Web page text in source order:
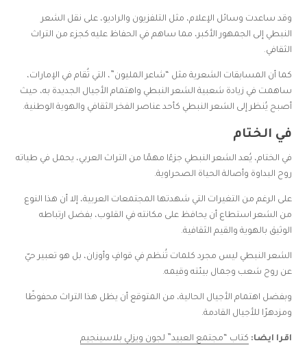
وقد ساعدت وسائل الإعلام، مثل التلفزيون والراديو، على نقل الشعر
النبطي إلى الجمهور الأكبر، مما ساهم في الحفاظ عليه كجزء من التراث
الثقافي.
كما أن المسابقات الشعرية مثل “شاعر المليون”، التي تُقام في الإمارات،
ساهمت في زيادة شعبية الشعر النبطي واهتمام الأجيال الجديدة به، حيث
أصبح يُنظر إلى الشعر النبطي كأحد عناصر الفخر الثقافي والهوية الوطنية.
في الختام
في الختام، يُعد الشعر النبطي جزءًا مهمًا من التراث العربي، يحمل في طياته
روح البداوة وأصالة الحياة الصحراوية.
على الرغم من التغيرات التي شهدتها المجتمعات العربية، إلا أن هذا النوع
من الشعر استطاع أن يحافظ على مكانته في القلوب، بفضل ارتباطه
الوثيق بالهوية والقيم الثقافية.
الشعر النبطي ليس مجرد كلمات تُنظم في قوافٍ وأوزان، بل هو تعبير حيّ
عن روح شعب وجمال بيئته وقيمه.
وبفضل اهتمام الأجيال الحالية، من المتوقع أن يظل هذا التراث محفوظًا
ومزدهرًا للأجيال القادمة.
اقرا ايضا: كتاب “مجتمع العبيد” لجون ويزلي بلاسينجيم